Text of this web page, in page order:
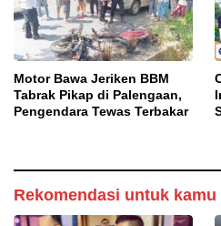
Motor Bawa Jeriken BBM
Tabrak Pikap di Palengaan,
Pengendara Tewas Terbakar
Rekomendasi untuk kamu